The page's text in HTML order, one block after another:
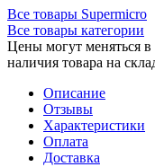
Все товары Supermicro
Все товары категории
Цены могут меняться
наличия товара на
Описание
Отзывы
Характеристики
Оплата
Доставка